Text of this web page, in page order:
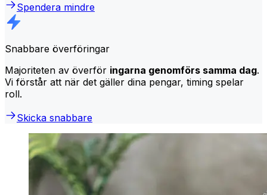
Spendera mindre
Snabbare överföringar
Majoriteten av överför ingarna genomförs samma dag.
Vi förstår att när det gäller dina pengar, timing spelar
roll.
Skicka snabbare